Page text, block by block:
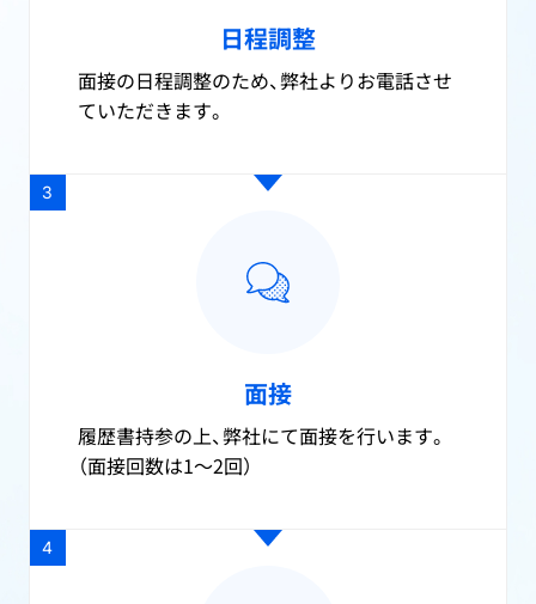
日程調整
面接の日程調整のため、弊社よりお電話させ
ていただきます。
3
面接
履歴書持参の上、弊社にて面接を行います。
（面接回数は1～2回）
4